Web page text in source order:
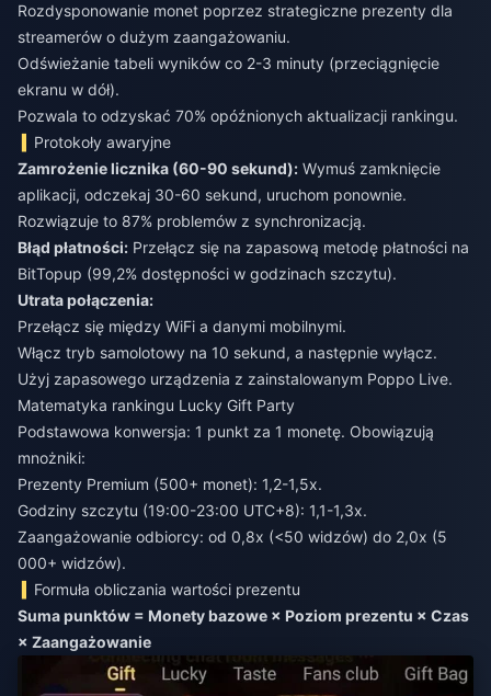
Rozdysponowanie monet poprzez strategiczne prezenty dla
streamerów o dużym zaangażowaniu.
Odświeżanie tabeli wyników co 2-3 minuty (przeciągnięcie
ekranu w dół).
Pozwala to odzyskać 70% opóźnionych aktualizacji rankingu.
Protokoły awaryjne
Zamrożenie licznika (60-90 sekund): Wymuś zamknięcie
aplikacji, odczekaj 30-60 sekund, uruchom ponownie.
Rozwiązuje to 87% problemów z synchronizacją.
Błąd płatności: Przełącz się na zapasową metodę płatności na
BitTopup (99,2% dostępności w godzinach szczytu).
Utrata połączenia:
Przełącz się między WiFi a danymi mobilnymi.
Włącz tryb samolotowy na 10 sekund, a następnie wyłącz.
Użyj zapasowego urządzenia z zainstalowanym Poppo Live.
Matematyka rankingu Lucky Gift Party
Podstawowa konwersja: 1 punkt za 1 monetę. Obowiązują
mnożniki:
Prezenty Premium (500+ monet): 1,2-1,5x.
Godziny szczytu (19:00-23:00 UTC+8): 1,1-1,3x.
Zaangażowanie odbiorcy: od 0,8x (<50 widzów) do 2,0x (5
000+ widzów).
Formuła obliczania wartości prezentu
Suma punktów = Monety bazowe × Poziom prezentu × Czas
× Zaangażowanie